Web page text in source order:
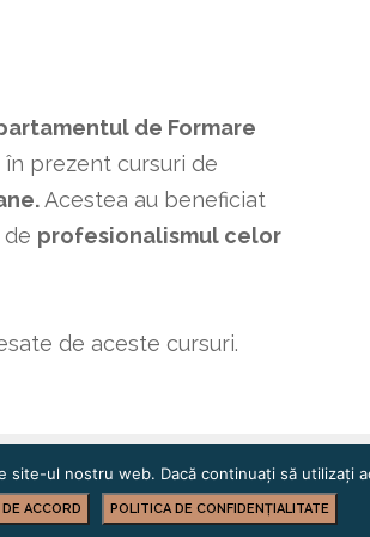
de Formare
prezent cursuri de
Acestea au beneficiat
de profesionalismul celor
de aceste cursuri.
site-ul nostru web. Dacă continuați să
ACCORD POLITICA DE CONFIDENȚIALITATE